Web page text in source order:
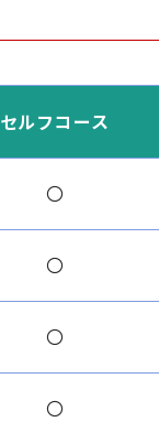
セルフコース
〇
〇
〇
〇